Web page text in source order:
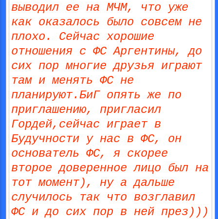
выводил ее на МЧМ, что уже
как оказалось было совсем не
плохо. Сейчас хорошие
отношения с ФС Аргентины, до
сих пор многие друзья играют
там и менять ФС не
планируют.БиГ опять же по
приглашению, пригласил
Гордей,сейчас играет в
Будучности у нас в ФС, он
основатель ФС, я скорее
второе доверенное лицо был на
тот момент), ну а дальше
случилось так что возглавил
ФС и до сих пор в ней през)))